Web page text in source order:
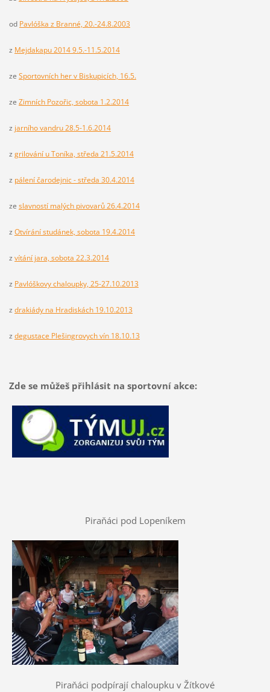
od Pavlóška z Branné, 20.-24.8.2003
z Mejdakapu 2014 9.5.-11.5.2014
ze Sportovních her v Biskupicích, 16.5.
ze Zimních Pozořic, sobota 1.2.2014
z jarního vandru 28.5-1.6.2014
z grilování u Toníka, středa 21.5.2014
z pálení čarodejnic - středa 30.4.2014
ze slavností malých pivovarů 26.4.2014
z Otvírání studánek, sobota 19.4.2014
z vítání jara, sobota 22.3.2014
z Pavlóškovy chaloupky, 25-27.10.2013
z drakiády na Hradiskách 19.10.2013
z degustace Plešingrovych vín 18.10.13
Zde se můžeš přihlásit na sportovní akce:
Piraňáci pod Lopeníkem
Piraňáci podpírají chaloupku v Žítkové